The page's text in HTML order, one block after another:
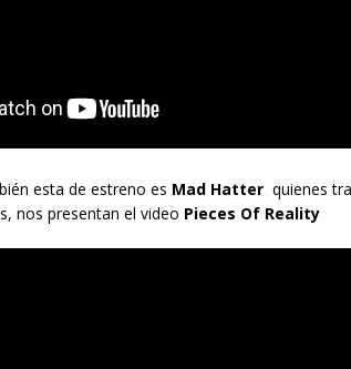
esta de estreno es Mad Hatter quienes
nos presentan el video Pieces Of Reality